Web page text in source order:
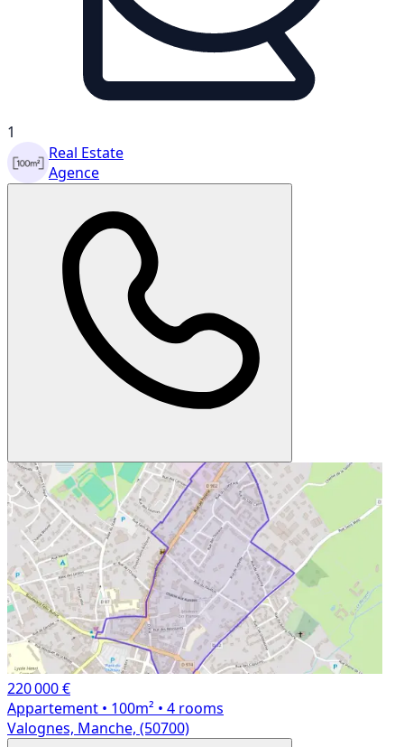
1
Real Estate
Agence
220 000 €
Appartement • 100m² • 4 rooms
Valognes, Manche, (50700)